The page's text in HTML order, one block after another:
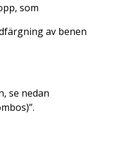
som
av benen
se nedan